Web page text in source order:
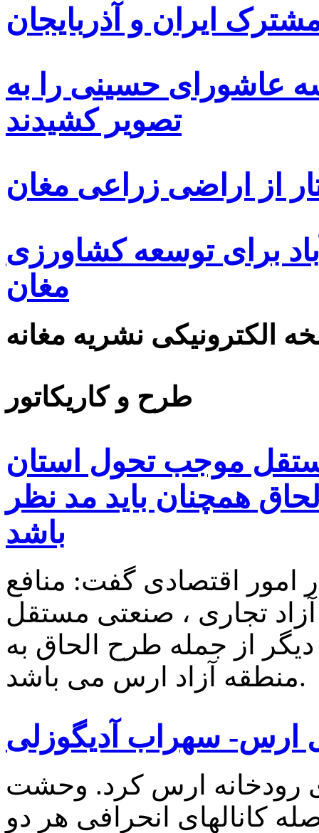
ایران و آذربایجان
عاشورای حسینی را به
تصویر کشیدند
از اراضی زراعی مغان
برای توسعه کشاورزی
مغان
الکترونیکی نشریه مغانه
طرح و کاریکاتور
موجب تحول استان
همچنان باید مد نظر
باشد
امور اقتصادی گفت: منافع
تجاری ، صنعتی مستقل
از جمله طرح الحاق به
منطقه آزاد ارس می باشد.
سهراب آدیگوزلی
رودخانه ارس کرد. وحشت
کانالهای انحرافی هر دو